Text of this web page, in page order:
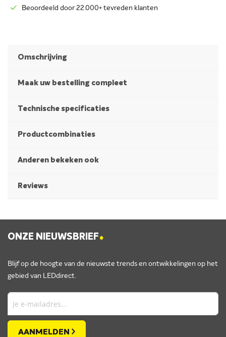
Beoordeeld door 22.000+ tevreden klanten
Omschrijving
Maak uw bestelling compleet
Technische specificaties
Productcombinaties
Anderen bekeken ook
Reviews
ONZE NIEUWSBRIEF.
Blijf op de hoogte van de nieuwste trends en ontwikkelingen op het
gebied van LEDdirect.
AANMELDEN